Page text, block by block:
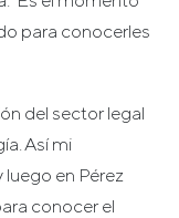
para conocerles
del sector legal
Así mi
luego en Pérez
conocer el